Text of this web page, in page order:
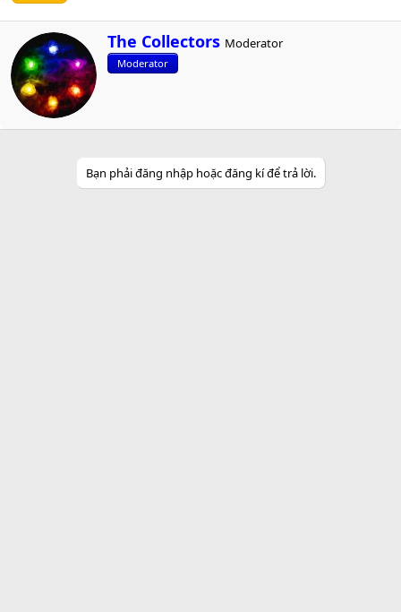
W
r
i
n
The Collectors Moderator
Moderator
Bạn phải đăng nhập hoặc đăng kí để trả lời.